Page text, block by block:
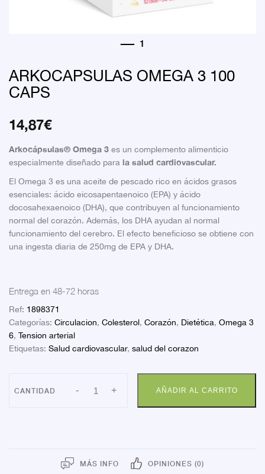
ARKOCAPSULAS OMEGA 3 100
CAPS
14,87€
Arkocápsulas® Omega 3es un complemento alimenticio
especialmente diseñado parala salud cardiovascular.
El Omega 3 es una aceite de pescado rico en ácidos grasos
esenciales: ácido eicosapentaenoico (EPA) y ácido
docosahexaenoico (DHA), que contribuyen al funcionamiento
normal del corazón. Además, los DHA ayudan al normal
funcionamiento del cerebro. El efecto beneficioso se obtiene con
una ingesta diaria de 250mg de EPA y DHA.
Entrega en 48-72 horas
Ref: 1898371
Categorías: Circulacion, Colesterol, Corazón, Dietética, Omega 3
6, Tension arterial
Etiquetas: Salud cardiovascular, salud del corazon
- ARKOCAPSULAS
OMEGA
+ AÑADIR AL CARRITO
MÁS INFO OPINIONES (0)